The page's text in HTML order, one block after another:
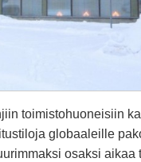
toimistohuoneisiin
globaaleille
osaksi aikaa